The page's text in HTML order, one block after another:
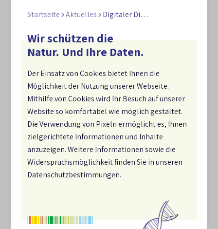
Startseite Aktuelles Digitaler Dialog (UBi) – Biodiversitätsstrategien für zukunftsfähige Unternehmen
Wir schützen die
Natur. Und Ihre Daten.
Der Einsatz von Cookies bietet Ihnen die
Möglichkeit der Nutzung unserer Webseite.
Mithilfe von Cookies wird Ihr Besuch auf unserer
Website so komfortabel wie möglich gestaltet.
Die Verwendung von Pixeln ermöglicht es, Ihnen
zielgerichtete Informationen und Inhalte
anzuzeigen. Weitere Informationen sowie die
Widerspruchsmöglichkeit finden Sie in unseren
Datenschutzbestimmungen.
Jetzt anmelden: Digitaler Dialog
am 5. März 2026
Biodiversitätsstrategien wirksam entwickelt und
umgesetzt werden können – und welche Rolle das
UmweltmanagementsystemEMASsowie die neueISO-
Norm zur Biodiversitätals Managementinstrumente
spielt. Im Mittelpunkt steht zudem die Nationale
Biodiversitätsstrategie 2030. Sie bildet mit ihren 21
Handlungsfeldern und 64 Zielen den strategischen
Rahmen für den Biodiversitätsschutz in Deutschland
und ruft ausdrücklich auch Unternehmen zur
Fachliche Impulse kommen von Elisabeth Schubert
(NBS-Geschäftsstelle) zur Relevanz der Nationalen